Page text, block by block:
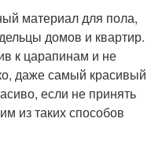
материал для пола,
домов и квартир.
к царапинам и не
даже самый красивый
если не принять
из таких способов